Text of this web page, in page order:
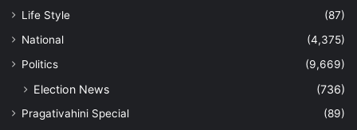
Life Style
(87)
National
(4,375)
Politics
(9,669)
Election News (736)
Pragativahini Special
(89)